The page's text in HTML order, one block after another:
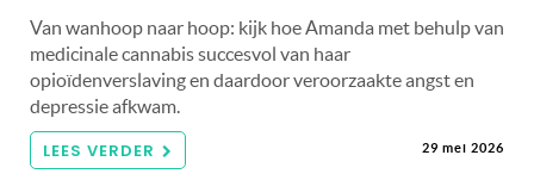
Van wanhoop naar hoop: kijk hoe Amanda met behulp van
medicinale cannabis succesvol van haar
opioïdenverslaving en daardoor veroorzaakte angst en
depressie afkwam.
LEES VERDER 29 mei 2026